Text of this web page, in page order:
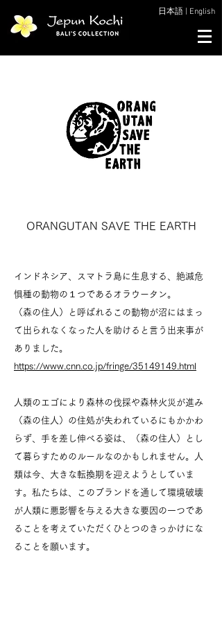
日本語 English
ORANGUTAN SAVE THE EARTH
インドネシア、スマトラ島に生息する、絶滅危
惧種の動物の１つであるオラウータン。
（森の住人）と呼ばれるこの動物が沼にはまっ
て出られなくなった人を助けると言う出来事が
ありました。
https://www.cnn.co.jp/fringe/35149149.html
人類のエゴにより森林の伐採や森林火災が進み
（森の住人）の住処が失われているにもかかわ
らず、手を差し伸べる姿は、（森の住人）とし
て暮らすためのルールなのかもしれません。人
類は今、大きな転換期を迎えようとしていま
す。私たちは、このブランドを通して環境破壊
が人類に悪影響を与える大きな要因の一つであ
ることを考えていただくひとつのきっかけにな
ることを願います。